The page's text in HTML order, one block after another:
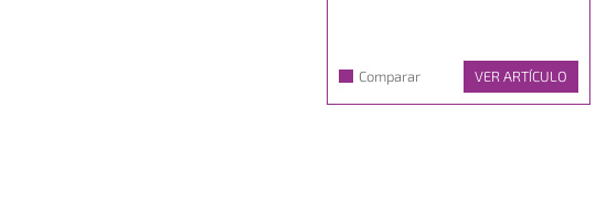
Comparar VER ARTÍCULO